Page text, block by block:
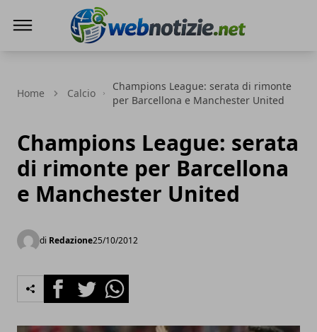
Home Calcio
Champions League: serata di rimonte
per Barcellona e Manchester United
Champions League: serata
di rimonte per Barcellona
e Manchester United
di Redazione25/10/2012
FacebookTwitterWhatsapp